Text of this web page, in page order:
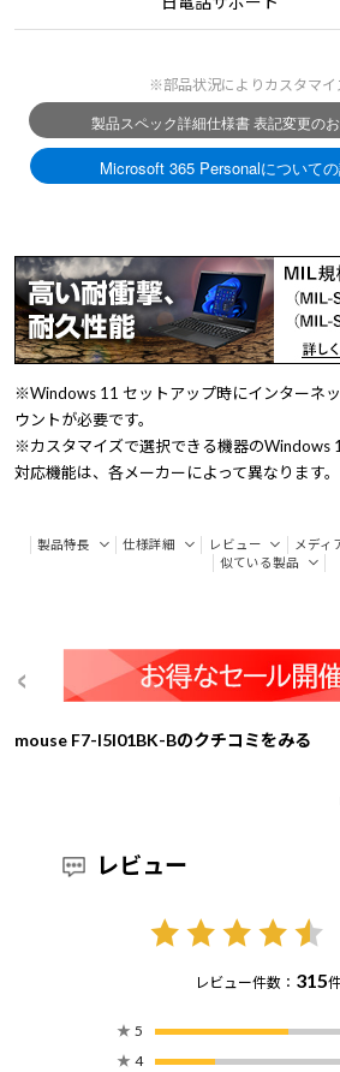
※部品状況によりカスタマ
※Windows 11 セットアップ時にインターネ
ウントが必要です。
※カスタマイズで選択できる機器のWindows
対応機能は、各メーカーによって異なります。
製品特長 仕様詳細 レビュー メディ
似ている製品
mouse F7-I5I01BK-Bのクチコミをみる
レビュー
レビュー件数： 315
★ 5
★ 4